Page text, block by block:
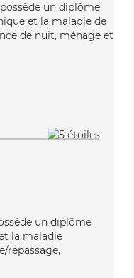
un diplôme
et la maladie de
de nuit, ménage et
un diplôme
la maladie
repassage,